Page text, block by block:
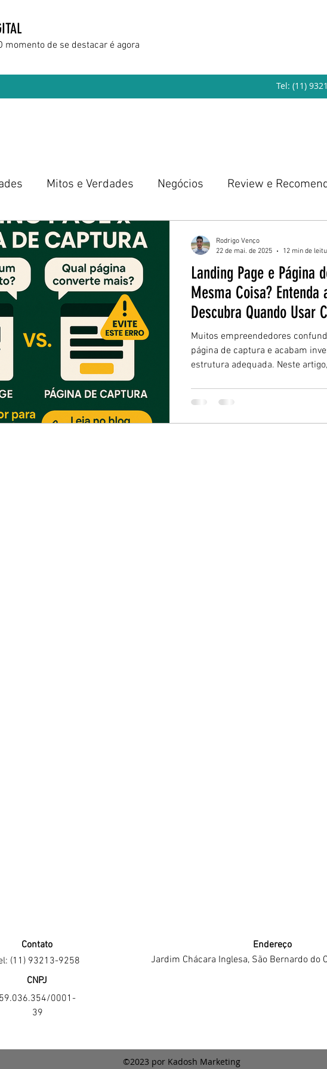
momento de se destacar é agora
Tel: (11)
Mitos e Verdades Negócios Review e
Empreendedorismo
Landing Page e Página
Mesma Coisa? Entenda
Descubra Quando Usar
Negócio
Muitos empreendedores
página de captura e acabam
estrutura adequada. Neste
Rodrigo Venço
22 de mai. de 2025
12 min de
Contato
(11) 93213-9258
CNPJ
59.036.354/0001-
39
Endereço
Jardim Chácara Inglesa, São Bernardo do
©2023 por Kadosh Marketing